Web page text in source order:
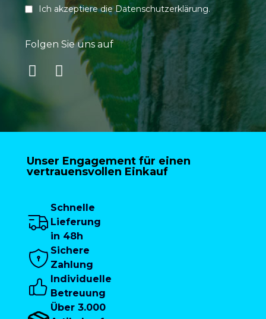
Ich akzeptiere dieDatenschutzerklärung.
Folgen Sie uns auf
Unser Engagement für einen
vertrauensvollen Einkauf
Schnelle
Lieferung
in 48h
Sichere
Zahlung
Individuelle
Betreuung
Über 3.000